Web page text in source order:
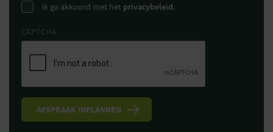
Ik ga akkoord met het privacybeleid.
CAPTCHA